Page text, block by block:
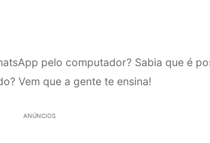
pelo computador? Sabia que é
Vem que a gente te ensina!
ANÚNCIOS